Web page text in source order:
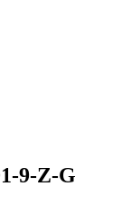
9-Z-G